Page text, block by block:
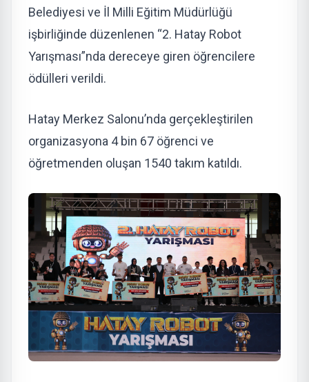
Belediyesi ve İl Milli Eğitim Müdürlüğü
işbirliğinde düzenlenen “2. Hatay Robot
Yarışması”nda dereceye giren öğrencilere
ödülleri verildi.
Hatay Merkez Salonu’nda gerçekleştirilen
organizasyona 4 bin 67 öğrenci ve
öğretmenden oluşan 1540 takım katıldı.